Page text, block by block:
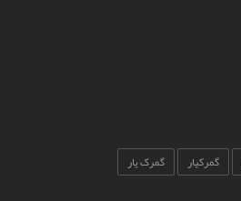
گمرکیار گمرک یار